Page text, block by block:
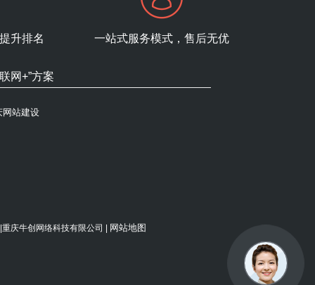
升排名 一站式服务模式，售后无优
网+”方案
网站建设
庆牛创网络科技有限公司 | 网站地图